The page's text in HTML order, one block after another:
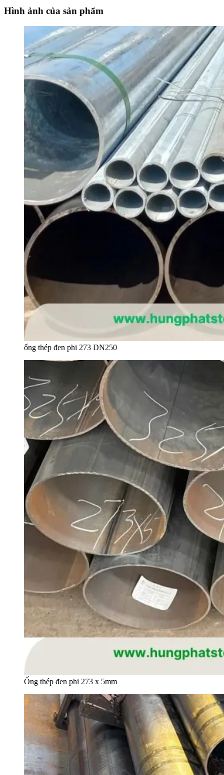
Hình ảnh của sản phẩm
ống thép đen phi 273 DN250
Ống thép đen phi 273 x 5mm